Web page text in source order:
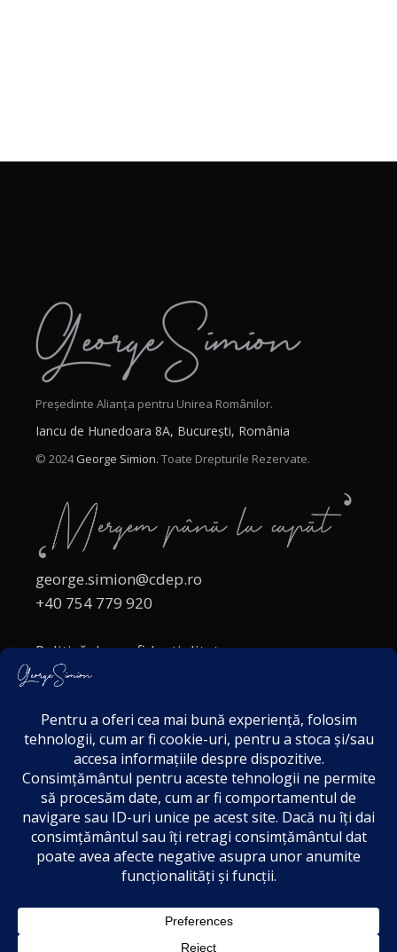
Președinte Alianța pentru Unirea Românilor.
Iancu de Hunedoara 8A, București, România
© 2024George Simion. Toate Drepturile Rezervate.
george.simion@cdep.ro
+40 754 779 920
Politică de confidențialitate
Politica cookies
Acordul de markting
Disclaimer